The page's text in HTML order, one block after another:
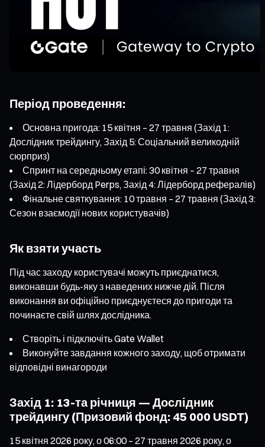
Період проведення:
Основна пригода: 15 квітня – 27 травня (Захід 1:
Дослідник трейдингу, Захід 5: Соціальний великодній
сюрприз)
Спринт на середньому етапі: 30 квітня – 27 травня
(Захід 2: Лідерборд Perps, Захід 4: Лідерборд рефералів)
Фінальне святкування: 10 травня – 27 травня (Захід 3:
Сезон взаємодії нових користувачів)
Як взяти участь
Під час заходу користувачі можуть приєднатися,
виконавши будь-яку з наведених нижче дій. Після
виконання ви офіційно приєднуєтеся до пригоди та
починаєте свій шлях дослідника.
Створіть і підключіть Gate Wallet
Виконуйте завдання кожного заходу, щоб отримати
відповідні винагороди
Захід 1: 13-та річниця — Дослідник
трейдингу (Призовий фонд: 45 000 USDT)
15 квітня 2026 року, о 06:00 – 27 травня 2026 року, о